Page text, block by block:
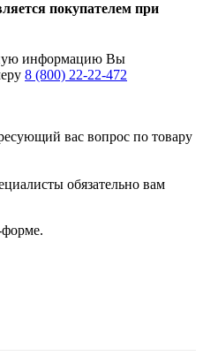
покупателем при
информацию Вы
8 (800) 22-22-472
вас вопрос по товару
обязательно вам
форме.